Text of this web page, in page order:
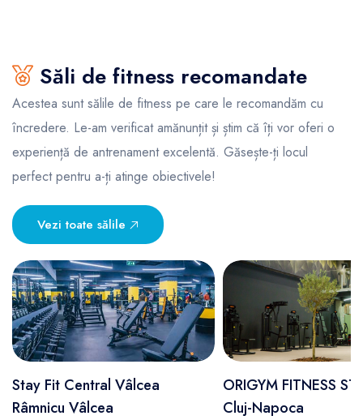
Săli de fitness recomandate
Acestea sunt sălile de fitness pe care le recomandăm cu
încredere. Le-am verificat amănunțit și știm că îți vor oferi o
experiență de antrenament excelentă. Găsește-ți locul
perfect pentru a-ți atinge obiectivele!
Vezi toate sălile
Stay Fit Central Vâlcea
Râmnicu Vâlcea
ORIGYM FITNESS
Cluj-Napoca